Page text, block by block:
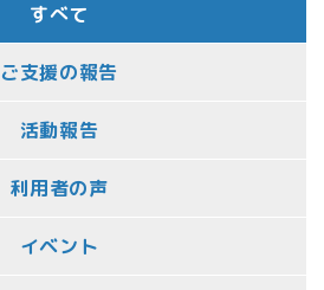
すべて
ご支援の報告
活動報告
利用者の声
イベント